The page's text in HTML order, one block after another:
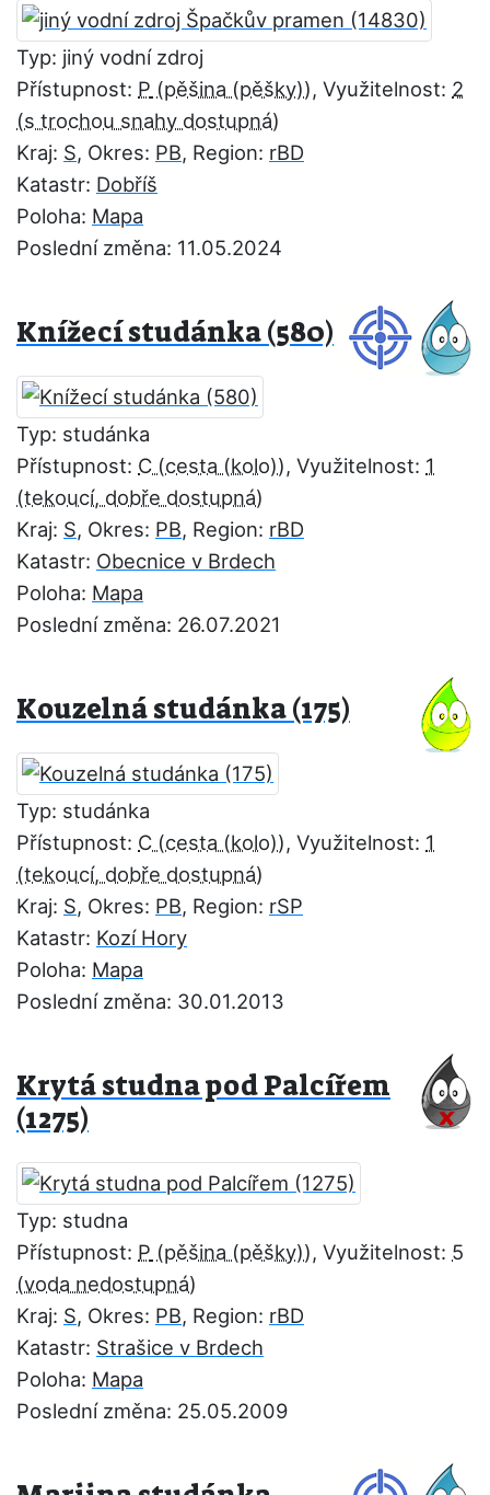
Typ: jiný vodní zdroj
Přístupnost: P , Využitelnost: 2
Kraj: S, Okres: PB, Region: rBD
Katastr: Dobříš
Poloha: Mapa
Poslední změna: 11.05.2024
Knížecí studánka (580)
Typ: studánka
Přístupnost: C , Využitelnost: 1
Kraj: S, Okres: PB, Region: rBD
Katastr: Obecnice v Brdech
Poloha: Mapa
Poslední změna: 26.07.2021
Kouzelná studánka (175)
Typ: studánka
Přístupnost: C , Využitelnost: 1
Kraj: S, Okres: PB, Region: rSP
Katastr: Kozí Hory
Poloha: Mapa
Poslední změna: 30.01.2013
Krytá studna pod Palcířem
(1275)
Typ: studna
Přístupnost: P , Využitelnost: 5
Kraj: S, Okres: PB, Region: rBD
Katastr: Strašice v Brdech
Poloha: Mapa
Poslední změna: 25.05.2009